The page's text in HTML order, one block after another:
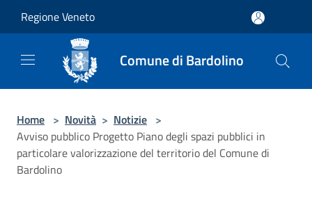
Regione Veneto
Comune di Bardolino
Home > Novità > Notizie >
Avviso pubblico Progetto Piano degli spazi pubblici in
particolare valorizzazione del territorio del Comune di
Bardolino